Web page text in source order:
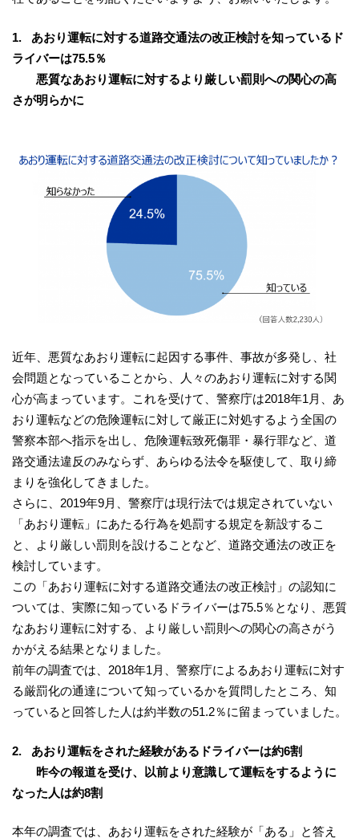
1. あおり運転に対する道路交通法の改正検討を知っているド
ライバーは75.5％
悪質なあおり運転に対するより厳しい罰則への関心の高
さが明らかに
近年、悪質なあおり運転に起因する事件、事故が多発し、社
会問題となっていることから、人々のあおり運転に対する関
心が高まっています。これを受けて、警察庁は2018年1月、あ
おり運転などの危険運転に対して厳正に対処するよう全国の
警察本部へ指示を出し、危険運転致死傷罪・暴行罪など、道
路交通法違反のみならず、あらゆる法令を駆使して、取り締
まりを強化してきました。
さらに、2019年9月、警察庁は現行法では規定されていない
「あおり運転」にあたる行為を処罰する規定を新設するこ
と、より厳しい罰則を設けることなど、道路交通法の改正を
検討しています。
この「あおり運転に対する道路交通法の改正検討」の認知に
ついては、実際に知っているドライバーは75.5％となり、悪質
なあおり運転に対する、より厳しい罰則への関心の高さがう
かがえる結果となりました。
前年の調査では、2018年1月、警察庁によるあおり運転に対す
る厳罰化の通達について知っているかを質問したところ、知
っていると回答した人は約半数の51.2％に留まっていました。
2. あおり運転をされた経験があるドライバーは約6割
昨今の報道を受け、以前より意識して運転をするように
なった人は約8割
本年の調査では、あおり運転をされた経験が「ある」と答え